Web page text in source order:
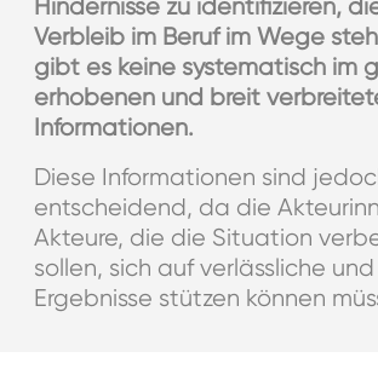
Verbleib im Beruf im Wege
gibt es keine systematisch im
erhobenen und breit
Informationen.
Diese Informationen sind
entscheidend, da die
Akteure, die die Situation
sollen, sich auf verlässliche
Ergebnisse stützen können